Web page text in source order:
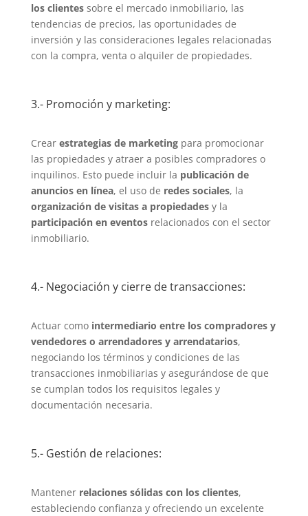
los clientessobre el mercado inmobiliario, las
tendencias de precios, las oportunidades de
inversión y las consideraciones legales relacionadas
con la compra, venta o alquiler de propiedades.
3.- Promoción y marketing:
Crear estrategias de marketingpara promocionar
las propiedades y atraer a posibles compradores o
inquilinos. Esto puede incluir la publicación de
anuncios en línea, el uso de redes sociales, la
organización de visitas a propiedadesy la
participación en eventosrelacionados con el sector
inmobiliario.
4.- Negociación y cierre de transacciones:
Actuar como intermediario entre los compradores y
vendedores o arrendadores y arrendatarios,
negociando los términos y condiciones de las
transacciones inmobiliarias y asegurándose de que
se cumplan todos los requisitos legales y
documentación necesaria.
5.- Gestión de relaciones:
Mantenerrelaciones sólidas con los clientes,
estableciendo confianza y ofreciendo un excelente